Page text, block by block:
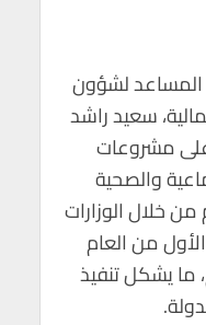
المساعد لشؤون
سعيد راشد
على مشروعات
والصحية
من خلال الوزارات
الأول من العام
درهم، ما يشكل تنفيذ